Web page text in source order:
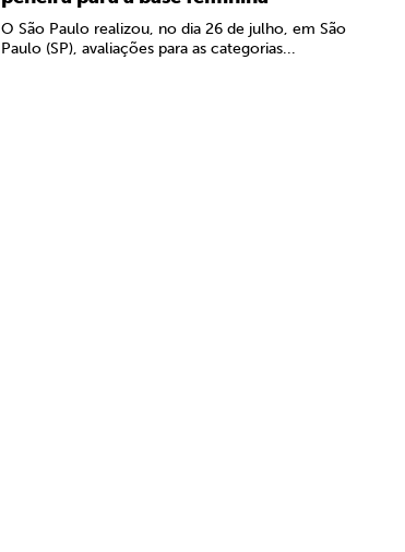
O São Paulo realizou, no dia 26 de julho, em São
Paulo (SP), avaliações para as categorias...